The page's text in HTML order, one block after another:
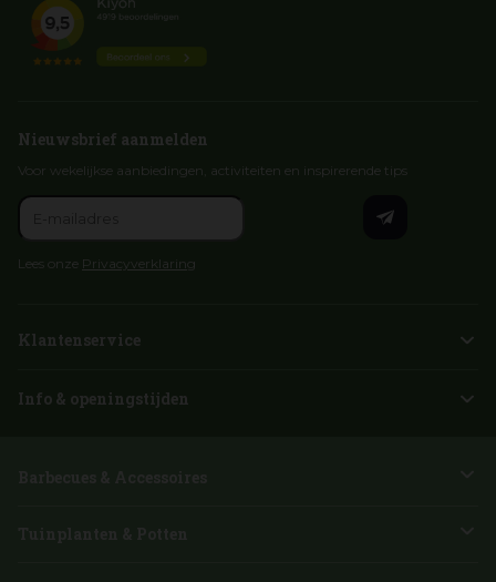
Nieuwsbrief aanmelden
Voor wekelijkse aanbiedingen, activiteiten en inspirerende tips
Lees onze Privacyverklaring
Klantenservice
Info & openingstijden